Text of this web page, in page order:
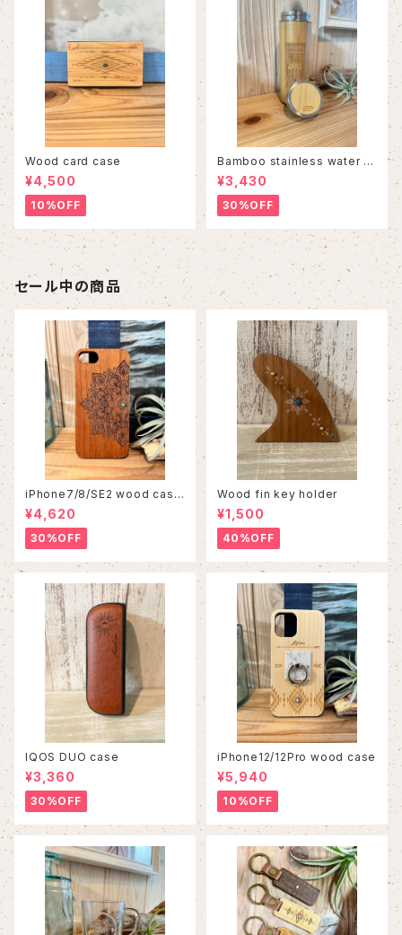
Wood card case
¥4,500
10%OFF
Bamboo stainless water b
ottle
¥3,430
30%OFF
セール中の商品
iPhone7/8/SE2 wood case
86
¥4,620
30%OFF
Wood fin key holder
¥1,500
40%OFF
IQOS DUO case
¥3,360
30%OFF
iPhone12/12Pro wood case
¥5,940
10%OFF